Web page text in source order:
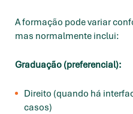
A formação pode variar
mas normalmente inclui:
Graduação (preferencial):
Direito (quando há
casos)